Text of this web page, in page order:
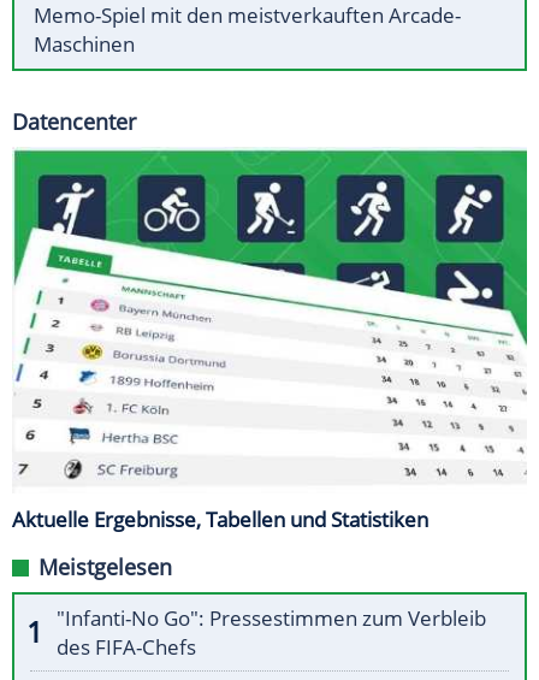
Memo-Spiel mit den meistverkauften Arcade-
Maschinen
Datencenter
Aktuelle Ergebnisse, Tabellen und Statistiken
Meistgelesen
"Infanti-No Go": Pressestimmen zum Verbleib
des FIFA-Chefs